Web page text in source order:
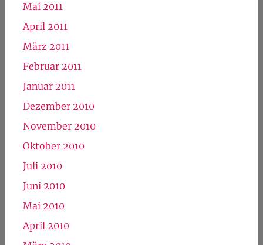
Mai 2011
April 2011
März 2011
Februar 2011
Januar 2011
Dezember 2010
November 2010
Oktober 2010
Juli 2010
Juni 2010
Mai 2010
April 2010